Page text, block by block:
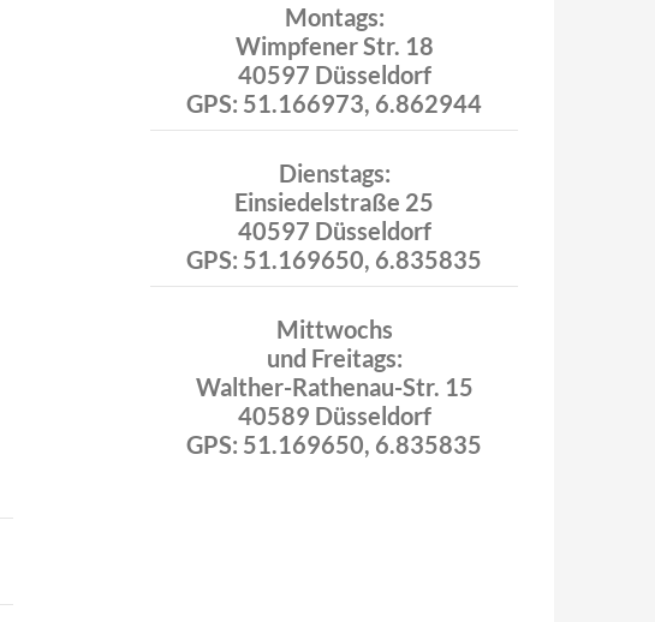
Montags:
Wimpfener Str. 18
40597 Düsseldorf
GPS: 51.166973, 6.862944
Dienstags:
Einsiedelstraße 25
40597 Düsseldorf
GPS: 51.169650, 6.835835
Mittwochs
und Freitags:
Walther-Rathenau-Str. 15
40589 Düsseldorf
GPS: 51.169650, 6.835835